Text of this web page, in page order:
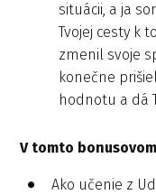
situácii, a ja
Tvojej cesty k
zmenil svoje
konečne
hodnotu a dá
V tomto
Ako učenie z